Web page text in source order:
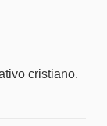
cristiano.